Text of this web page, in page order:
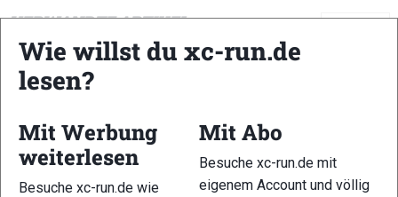
VERWANDTE ARTIKEL
Wings for Life
Ergebnisse
GutsMuths-
Ergebnisse
Sauwald Trail 2024:
Zurück Weiter
Wie willst du xc-run.de
lesen?
Mit Werbung
weiterlesen
Besuche xc-run.de wie
Mit Abo
Besuche xc-run.de mit
eigenem Account und völlig